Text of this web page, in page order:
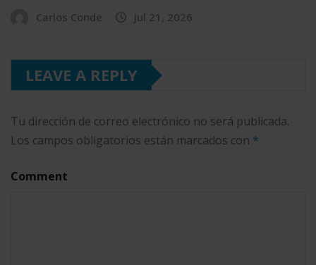
Carlos Conde Jul 21, 2026
LEAVE A REPLY
Tu dirección de correo electrónico no será publicada.
Los campos obligatorios están marcados con *
Comment